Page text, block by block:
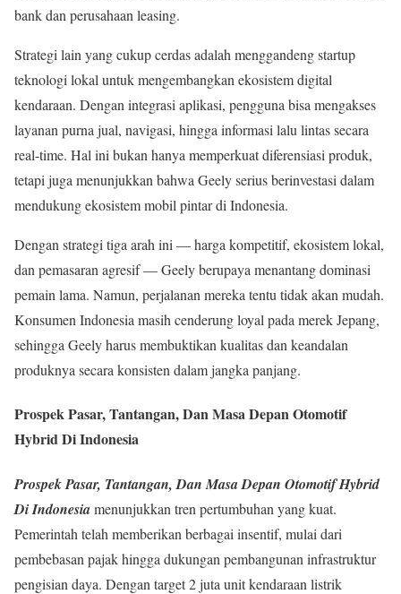
bank dan perusahaan leasing.
Strategi lain yang cukup cerdas adalah menggandeng startup
teknologi lokal untuk mengembangkan ekosistem digital
kendaraan. Dengan integrasi aplikasi, pengguna bisa mengakses
layanan purna jual, navigasi, hingga informasi lalu lintas secara
real-time. Hal ini bukan hanya memperkuat diferensiasi produk,
tetapi juga menunjukkan bahwa Geely serius berinvestasi dalam
mendukung ekosistem mobil pintar di Indonesia.
Dengan strategi tiga arah ini — harga kompetitif, ekosistem lokal,
dan pemasaran agresif — Geely berupaya menantang dominasi
pemain lama. Namun, perjalanan mereka tentu tidak akan mudah.
Konsumen Indonesia masih cenderung loyal pada merek Jepang,
sehingga Geely harus membuktikan kualitas dan keandalan
produknya secara konsisten dalam jangka panjang.
Prospek Pasar, Tantangan, Dan Masa Depan Otomotif
Hybrid Di Indonesia
Prospek Pasar, Tantangan, Dan Masa Depan Otomotif Hybrid
Di Indonesiamenunjukkan tren pertumbuhan yang kuat.
Pemerintah telah memberikan berbagai insentif, mulai dari
pembebasan pajak hingga dukungan pembangunan infrastruktur
pengisian daya. Dengan target 2 juta unit kendaraan listrik